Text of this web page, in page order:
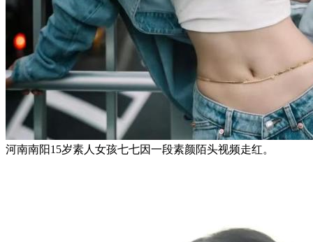
河南南阳15岁素人女孩七七因一段素颜陌头视频走红。